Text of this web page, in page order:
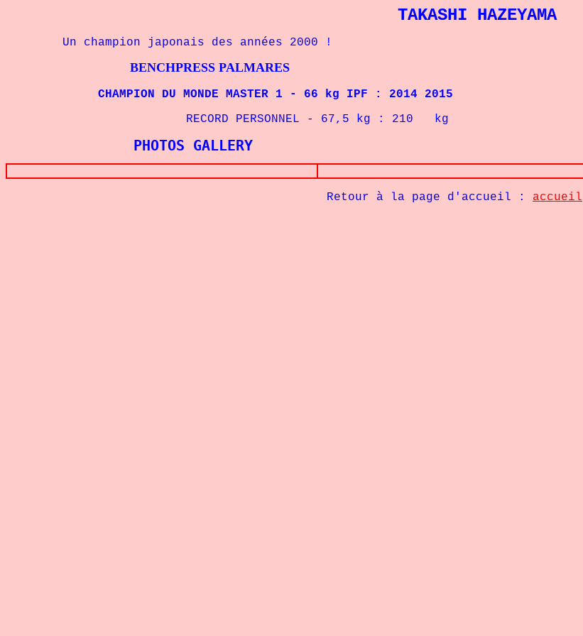
TAKASHI HAZEYAMA
Un champion japonais des années 2000 !
BENCHPRESS PALMARES
CHAMPION DU MONDE MASTER 1 - 66 kg IPF : 2014 2015
RECORD PERSONNEL - 67,5 kg : 210 kg
PHOTOS GALLERY
Retour à la page d'accueil : accueil